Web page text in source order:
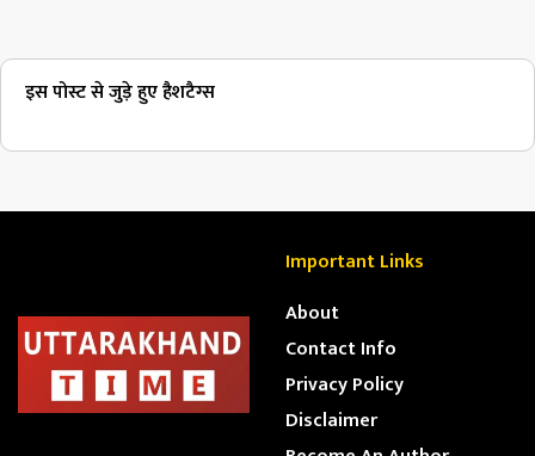
इस पोस्ट से जुड़े हुए हैशटैग्स
Important Links
About
Contact Info
Privacy Policy
Disclaimer